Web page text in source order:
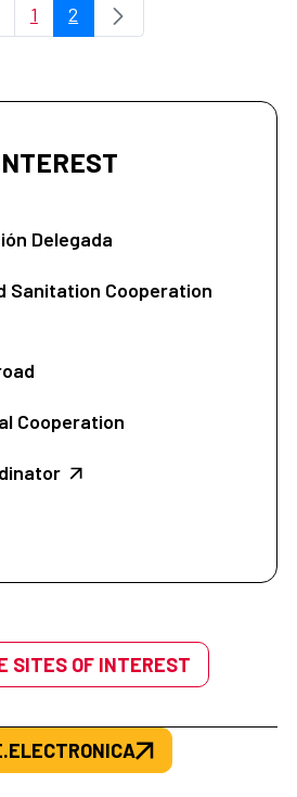
Page
1 Page
2
Delegada
Sanitation Cooperation
Cooperation
SITES OF INTEREST